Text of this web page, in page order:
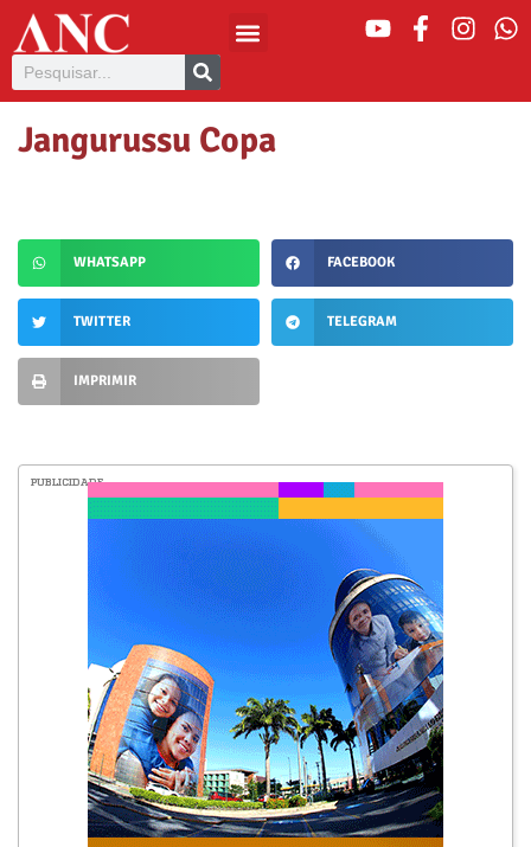
Jangurussu Copa
WHATSAPP FACEBOOK
TWITTER TELEGRAM
IMPRIMIR
PUBLICIDADE